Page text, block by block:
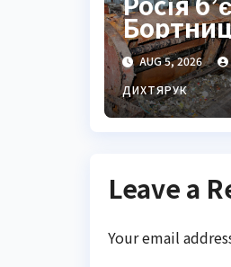
станції:
експерт
про
AUG 5, 2026
ДИХТЯРУК
Leave a
Your email